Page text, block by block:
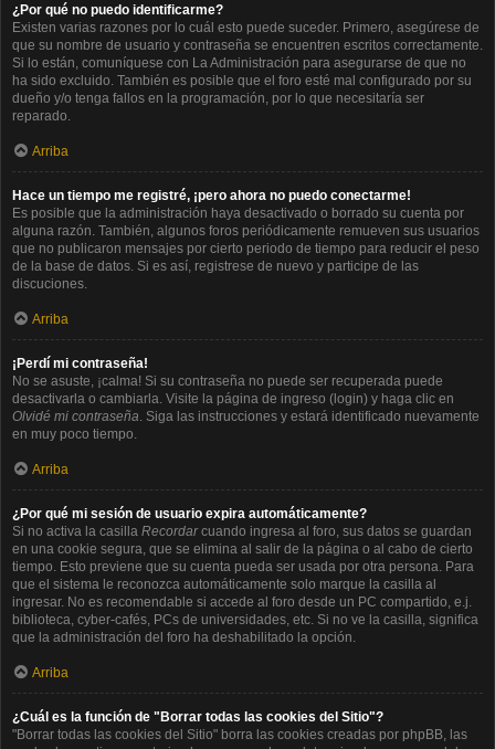
¿Por qué no puedo identificarme?
Existen varias razones por lo cuál esto puede suceder. Primero, asegúrese de
que su nombre de usuario y contraseña se encuentren escritos correctamente.
Si lo están, comuníquese con La Administración para asegurarse de que no
ha sido excluido. También es posible que el foro esté mal configurado por su
dueño y/o tenga fallos en la programación, por lo que necesitaría ser
reparado.
Arriba
Hace un tiempo me registré, ¡pero ahora no puedo conectarme!
Es posible que la administración haya desactivado o borrado su cuenta por
alguna razón. También, algunos foros periódicamente remueven sus usuarios
que no publicaron mensajes por cierto periodo de tiempo para reducir el peso
de la base de datos. Si es así, registrese de nuevo y participe de las
discuciones.
Arriba
¡Perdí mi contraseña!
No se asuste, ¡calma! Si su contraseña no puede ser recuperada puede
desactivarla o cambiarla. Visite la página de ingreso (login) y haga clic en
Olvidé mi contraseña . Siga las instrucciones y estará identificado nuevamente
en muy poco tiempo.
Arriba
¿Por qué mi sesión de usuario expira automáticamente?
Si no activa la casilla Recordarcuando ingresa al foro, sus datos se guardan
en una cookie segura, que se elimina al salir de la página o al cabo de cierto
tiempo. Esto previene que su cuenta pueda ser usada por otra persona. Para
que el sistema le reconozca automáticamente solo marque la casilla al
ingresar. No es recomendable si accede al foro desde un PC compartido, e.j.
biblioteca, cyber-cafés, PCs de universidades, etc. Si no ve la casilla, significa
que la administración del foro ha deshabilitado la opción.
Arriba
¿Cuál es la función de "Borrar todas las cookies del Sitio"?
"Borrar todas las cookies del Sitio" borra las cookies creadas por phpBB, las